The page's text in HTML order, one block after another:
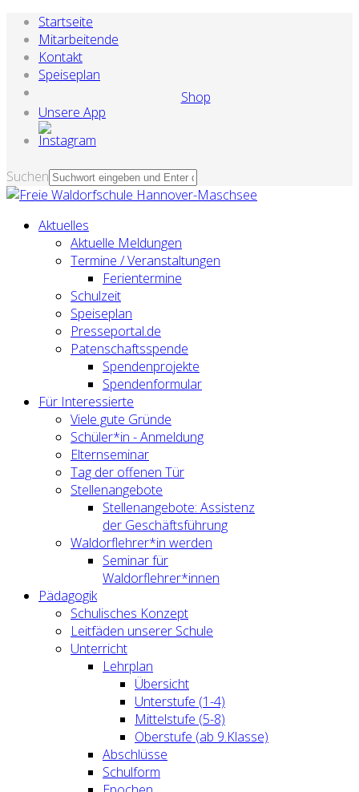
Startseite
Mitarbeitende
Kontakt
Speiseplan
Shop
Unsere App
Suchen
Aktuelles
Aktuelle Meldungen
Termine / Veranstaltungen
Ferientermine
Schulzeit
Speiseplan
Presseportal.de
Patenschaftsspende
Spendenprojekte
Spendenformular
Für Interessierte
Viele gute Gründe
Schüler*in - Anmeldung
Elternseminar
Tag der offenen Tür
Stellenangebote
Stellenangebote: Assistenz
der Geschäftsführung
Waldorflehrer*in werden
Seminar für
Waldorflehrer*innen
Pädagogik
Schulisches Konzept
Leitfäden unserer Schule
Unterricht
Lehrplan
Übersicht
Unterstufe (1-4)
Mittelstufe (5-8)
Oberstufe (ab 9.Klasse)
Abschlüsse
Schulform